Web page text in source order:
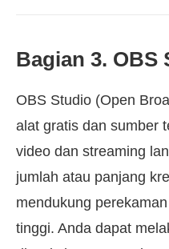
Bagian 3. OBS
OBS Studio (Open
alat gratis dan sumber
video dan streaming
jumlah atau panjang
mendukung
tinggi. Anda dapat